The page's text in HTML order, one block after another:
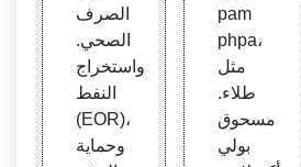
الصرف
الصحي.
واستخراج
النفط
(EOR)،
وحماية
pam
phpa،
مثل
طلاء.
مسحوق
بولي